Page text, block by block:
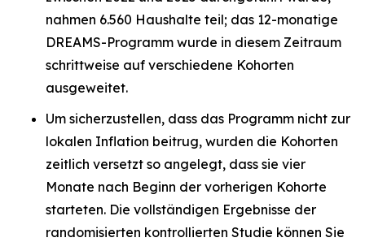
nahmen 6.560 Haushalte teil; das 12-monatige
DREAMS-Programm wurde in diesem Zeitraum
schrittweise auf verschiedene Kohorten
ausgeweitet.
Um sicherzustellen, dass das Programm nicht zur
lokalen Inflation beitrug, wurden die Kohorten
zeitlich versetzt so angelegt, dass sie vier
Monate nach Beginn der vorherigen Kohorte
starteten. Die vollständigen Ergebnisse der
randomisierten kontrollierten Studie können Sie